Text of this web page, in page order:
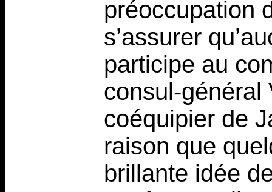
préoccupation
s’assurer
participe au
consul-général
coéquipier de
raison que
brillante idée